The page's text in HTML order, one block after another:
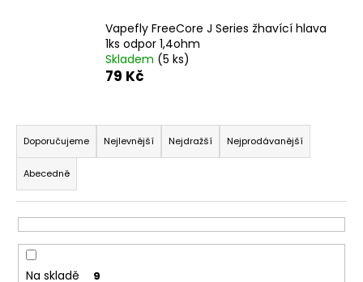
Vapefly FreeCore J Series žhavící hlava
1ks odpor 1,4ohm
Skladem (5 ks)
79 Kč
Ř
a
z
e
n
í
p
Doporučujeme Nejlevnější Nejdražší Nejprodávanější
Abecedně
Na skladě 9
D
o